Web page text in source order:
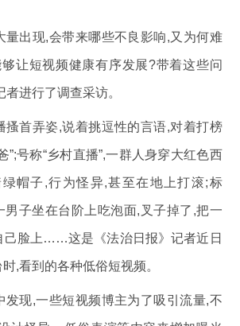
量出现,会带来哪些不良影响,又为何难
让短视频健康有序发展?带着这些问
进行了调查采访。
搔首弄姿,说着挑逗性的言语,对着打榜
”;号称“乡村直播”,一群人身穿大红色西
帽子,行为怪异,甚至在地上打滚;标
男子坐在台阶上吃泡面,叉子掉了,把一
己脸上……这是《法治日报》记者近日
,看到的各种低俗短视频。
发现,一些短视频博主为了吸引流量,不